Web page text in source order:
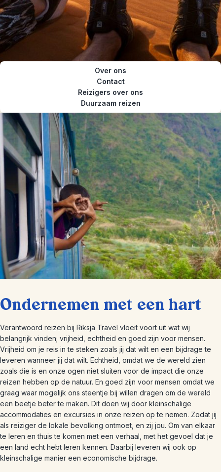
Over ons
Contact
Reizigers over ons
Duurzaam reizen
Ondernemen met een hart
Verantwoord reizen bij Riksja Travel vloeit voort uit wat wij
belangrijk vinden; vrijheid, echtheid en goed zijn voor mensen.
Vrijheid om je reis in te steken zoals jij dat wilt en een bijdrage te
leveren wanneer jij dat wilt. Echtheid, omdat we de wereld zien
zoals die is en onze ogen niet sluiten voor de impact die onze
reizen hebben op de natuur. En goed zijn voor mensen omdat we
graag waar mogelijk ons steentje bij willen dragen om de wereld
een beetje beter te maken. Dit doen wij door kleinschalige
accommodaties en excursies in onze reizen op te nemen. Zodat jij
als reiziger de lokale bevolking ontmoet, en zij jou. Om van elkaar
te leren en thuis te komen met een verhaal, met het gevoel dat je
een land echt hebt leren kennen. Daarbij leveren wij ook op
kleinschalige manier een economische bijdrage.